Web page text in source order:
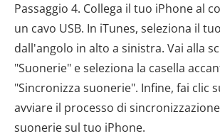
Passaggio 4. Collega il tuo iPhone al
un cavo USB. In iTunes, seleziona il
dall'angolo in alto a sinistra. Vai alla
"Suonerie" e seleziona la casella
"Sincronizza suonerie". Infine, fai clic
avviare il processo di
suonerie sul tuo iPhone.